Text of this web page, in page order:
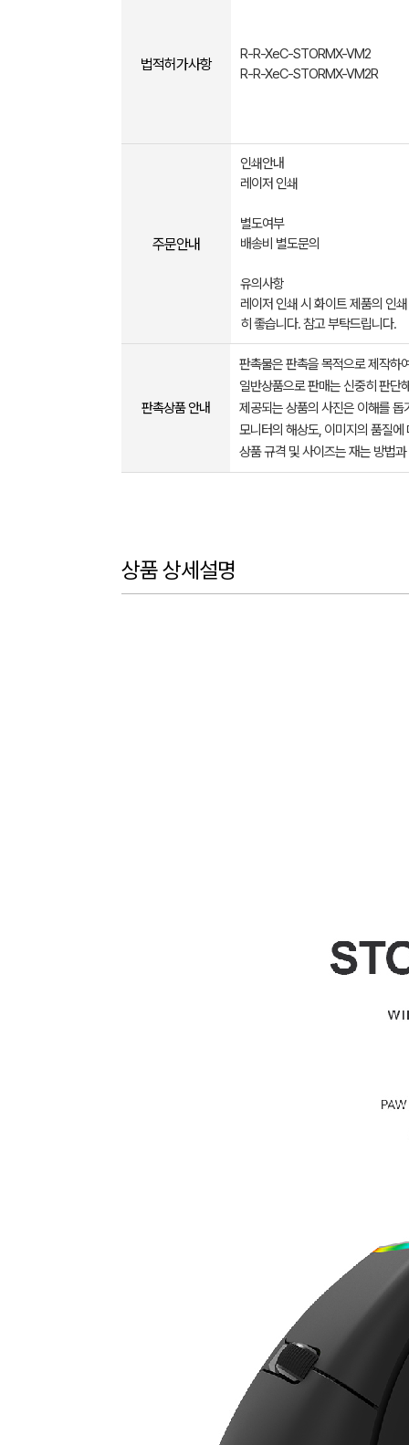
법적허가사항
R-R-XeC-STORMX-VM2
R-R-XeC-STORMX-VM2R
주문안내
인쇄안내
레이저 인쇄
별도여부
배송비 별도문의
유의사항
레이저 인쇄 시 화이트 제품의 인
히 좋습니다. 참고 부탁드립니다.
판촉상품 안내
판촉물은 판촉을 목적으로 제작하
일반상품으로 판매는 신중히 판단
제공되는 상품의 사진은 이해를
모니터의 해상도, 이미지의 품질
상품 규격 및 사이즈는 재는 방법
상품 상세설명